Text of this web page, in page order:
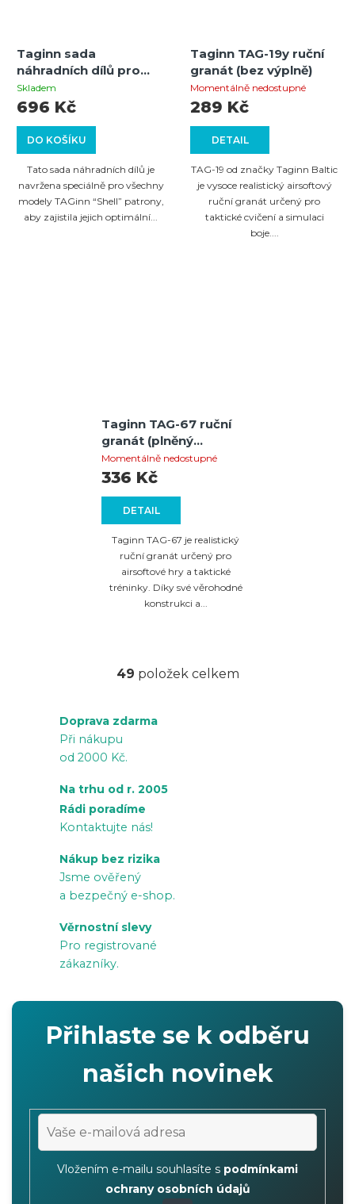
Taginn sada
náhradních dílů pro
Taginn patrony
Skladem
DO KOŠÍKU
696 Kč
Tato sada náhradních dílů je
navržena speciálně pro všechny
modely TAGinn “Shell” patrony,
aby zajistila jejich optimální...
Taginn TAG-19y ruční
granát (bez výplně)
Momentálně nedostupné
DETAIL
289 Kč
TAG-19 od značky Taginn Baltic
je vysoce realistický airsoftový
ruční granát určený pro
taktické cvičení a simulaci
boje....
Taginn TAG-67 ruční
granát (plněný
prachem)
Momentálně nedostupné
DETAIL
336 Kč
Taginn TAG-67 je realistický
ruční granát určený pro
airsoftové hry a taktické
tréninky. Díky své věrohodné
konstrukci a...
O
s
49 položek celkem
Doprava zdarma
Při nákupu
od 2000 Kč.
Na trhu od r. 2005
Rádi poradíme
Kontaktujte nás!
Nákup bez rizika
Jsme ověřený
a bezpečný e-shop.
Věrnostní slevy
Pro registrované
zákazníky.
Přihlaste se k odběru
našich novinek
Vložením e-mailu souhlasíte s podmínkami
ochrany osobních údajů